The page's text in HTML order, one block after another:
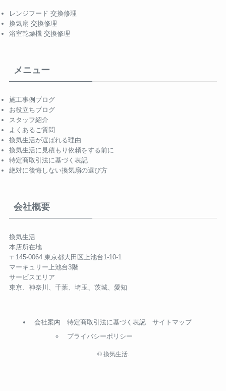
レンジフード 交換修理
換気扇 交換修理
浴室乾燥機 交換修理
メニュー
施工事例ブログ
お役立ちブログ
スタッフ紹介
よくあるご質問
換気生活が選ばれる理由
換気生活に見積もり依頼をする前に
特定商取引法に基づく表記
絶対に後悔しない換気扇の選び方
会社概要
換気生活
本店所在地
〒145-0064 東京都大田区上池台1-10-1
マーキュリー上池台3階
サービスエリア
東京、神奈川、千葉、埼玉、茨城、愛知
会社案内
特定商取引法に基づく表記
プライバシーポリシー
サイトマップ
©換気生活.